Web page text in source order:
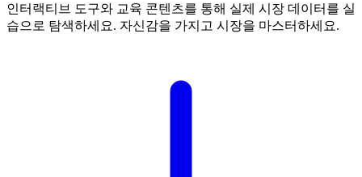
인터랙티브 도구와 교육 콘텐츠를 통해 실제 시장 데이터를 실
습으로 탐색하세요. 자신감을 가지고 시장을 마스터하세요.